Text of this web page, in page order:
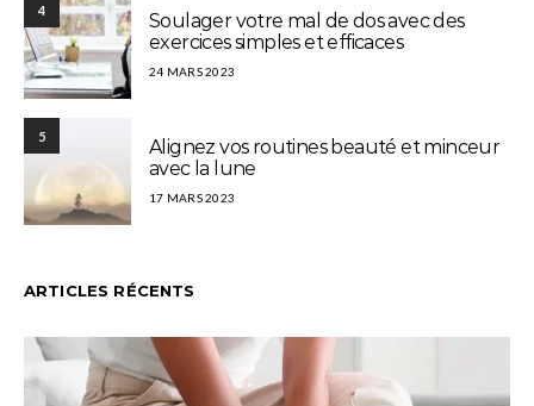
4
Soulager votre mal de dos avec des
exercices simples et efficaces
24 MARS 2023
5
Alignez vos routines beauté et minceur
avec la lune
17 MARS 2023
ARTICLES RÉCENTS